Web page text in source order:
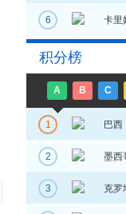
6 卡里
积分榜
A B C
1 巴西
2 墨西
3 克罗